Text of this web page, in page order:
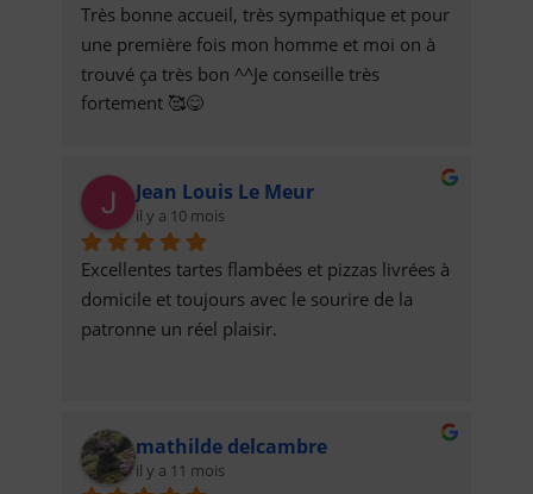
Très bonne accueil, très sympathique et pour
une première fois mon homme et moi on à
trouvé ça très bon ^^Je conseille très
fortement 🥰😋
Jean Louis Le Meur
il y a 10 mois
Excellentes tartes flambées et pizzas livrées à
domicile et toujours avec le sourire de la
patronne un réel plaisir.
mathilde delcambre
il y a 11 mois